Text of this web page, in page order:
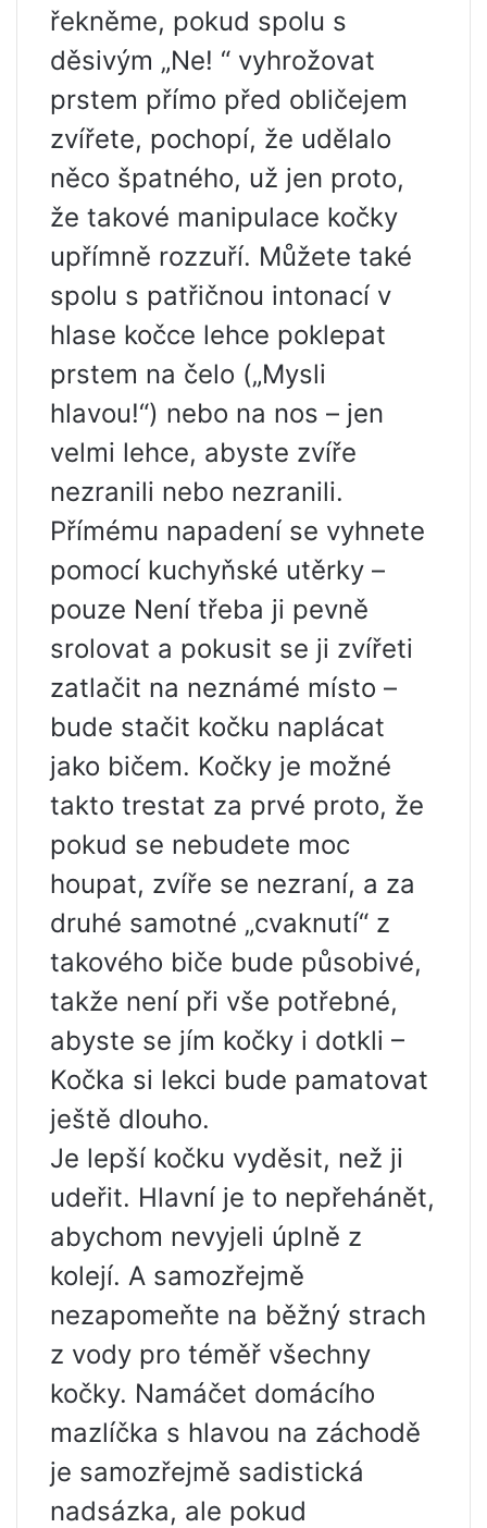
řekněme, pokud spolu s
děsivým „Ne! “ vyhrožovat
prstem přímo před obličejem
zvířete, pochopí, že udělalo
něco špatného, ​​už jen proto,
že takové manipulace kočky
upřímně rozzuří. Můžete také
spolu s patřičnou intonací v
hlase kočce lehce poklepat
prstem na čelo („Mysli
hlavou!“) nebo na nos – jen
velmi lehce, abyste zvíře
nezranili nebo nezranili.
Přímému napadení se vyhnete
pomocí kuchyňské utěrky –
pouze Není třeba ji pevně
srolovat a pokusit se ji zvířeti
zatlačit na neznámé místo –
bude stačit kočku naplácat
jako bičem. Kočky je možné
takto trestat za prvé proto, že
pokud se nebudete moc
houpat, zvíře se nezraní, a za
druhé samotné „cvaknutí“ z
takového biče bude působivé,
takže není při vše potřebné,
abyste se jím kočky i dotkli –
Kočka si lekci bude pamatovat
ještě dlouho.
Je lepší kočku vyděsit, než ji
udeřit. Hlavní je to nepřehánět,
abychom nevyjeli úplně z
kolejí. A samozřejmě
nezapomeňte na běžný strach
z vody pro téměř všechny
kočky. Namáčet domácího
mazlíčka s hlavou na záchodě
je samozřejmě sadistická
nadsázka, ale pokud